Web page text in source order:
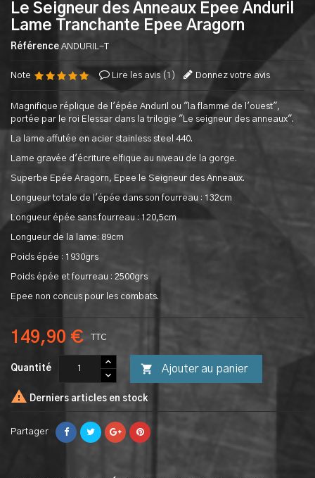
Le Seigneur des Anneaux Epee Anduril
Lame Tranchante Epee Aragorn
Référence ANDURIL-T
Note Lire les avis ( 1 ) Donnez votre avis
Magnifique réplique de l'épée Anduril ou "la flamme de l'ouest",
portée par le roi Elessar dans la trilogie "Le seigneur des anneaux".
La lame affutée en acier stainless steel 440.
Lame gravée d'écriture elfique au niveau de la gorge.
Superbe Epée Aragorn, Epee le Seigneur des Anneaux.
Longueur totale de l'épée dans son fourreau : 132cm
Longueur épée sans fourreau : 120,5cm
Longueur de la lame: 89cm
Poids épée : 1930grs
Poids épée et fourreau : 2500grs
Epee non concus pour les combats.
149,90 € TTC
Quantité  Ajouter au panier
 Derniers articles en stock
Partager